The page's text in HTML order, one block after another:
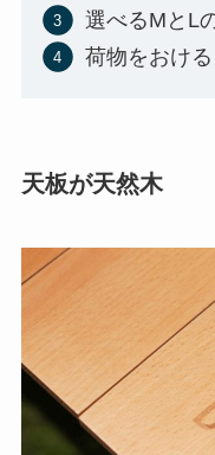
選べるMとL
荷物をおけ
天板が天然木